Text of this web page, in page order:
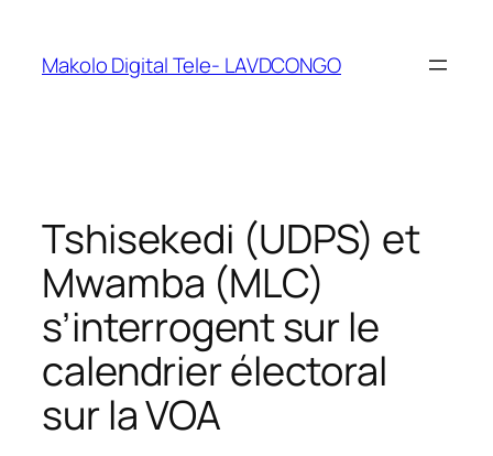
Makolo Digital Tele- LAVDCONGO
Tshisekedi (UDPS) et
Mwamba (MLC)
s’interrogent sur le
calendrier électoral
sur la VOA